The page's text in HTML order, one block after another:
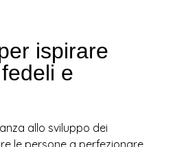
ispirare
e
allo sviluppo dei
le persone a perfezionare